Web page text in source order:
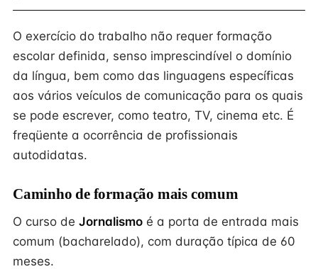
O exercício do trabalho não requer formação
escolar definida, senso imprescindível o domínio
da língua, bem como das linguagens específicas
aos vários veículos de comunicação para os quais
se pode escrever, como teatro, TV, cinema etc. É
freqüente a ocorrência de profissionais
autodidatas.
Caminho de formação mais comum
O curso de Jornalismo é a porta de entrada mais
comum (bacharelado), com duração típica de 60
meses.